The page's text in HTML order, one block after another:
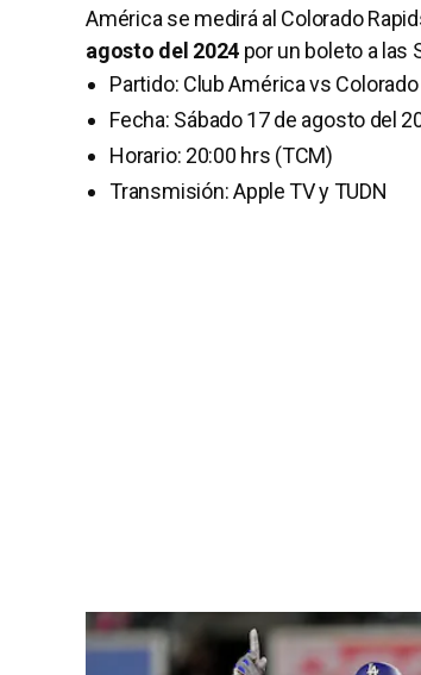
América se medirá al Colorado
agosto del 2024 por un boleto a las
Partido: Club América vs
Fecha: Sábado 17 de agosto del
Horario: 20:00 hrs (TCM)
Transmisión: Apple TV y TUDN